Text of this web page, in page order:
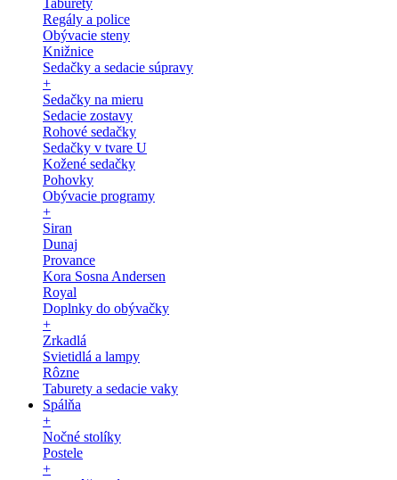
Taburety
Regály a police
Obývacie steny
Knižnice
Sedačky a sedacie súpravy
+
Sedačky na mieru
Sedacie zostavy
Rohové sedačky
Sedačky v tvare U
Kožené sedačky
Pohovky
Obývacie programy
+
Siran
Dunaj
Provance
Kora Sosna Andersen
Royal
Doplnky do obývačky
+
Zrkadlá
Svietidlá a lampy
Rôzne
Taburety a sedacie vaky
Spálňa
+
Nočné stolíky
Postele
+